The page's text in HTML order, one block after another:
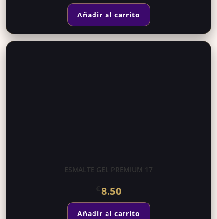
Añadir al carrito
ESMALTE GEL PREMIUM 17
8.50
Añadir al carrito